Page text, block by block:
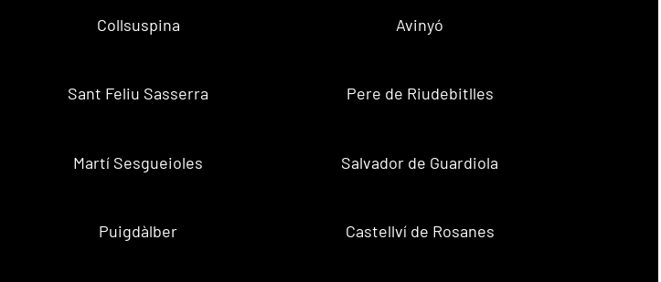
Collsuspina Avinyó
Sant Feliu Sasserra Pere de Riudebitlles
Martí Sesgueioles Salvador de Guardiola
Puigdàlber Castellví de Rosanes